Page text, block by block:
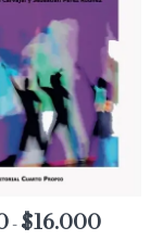
- $16.000Rango